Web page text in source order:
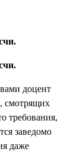
доцент
смотрящих
требования,
заведомо
даже